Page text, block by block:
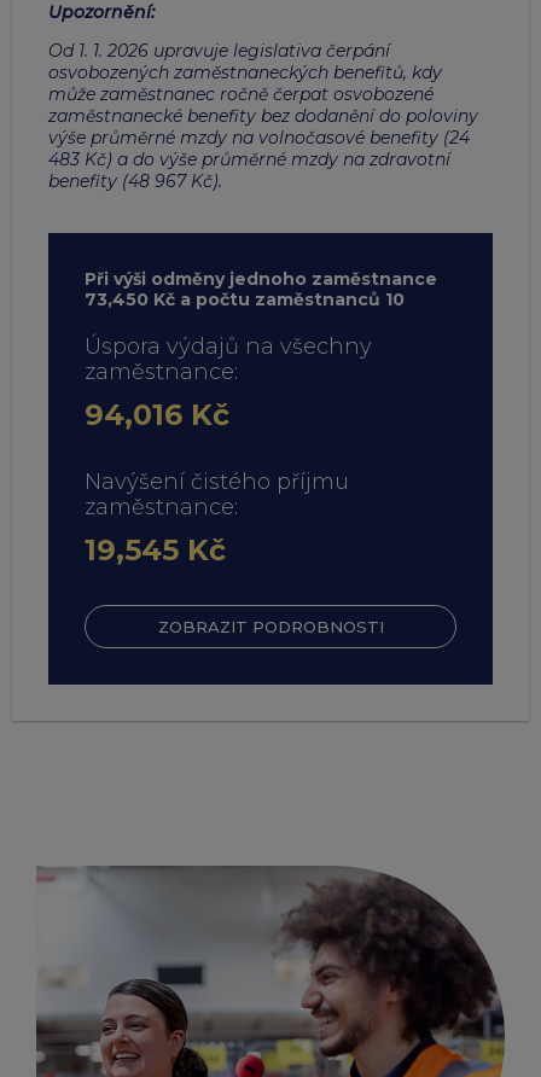
Upozornění:
Od 1. 1. 2026 upravuje legislativa čerpání
osvobozených zaměstnaneckých benefitů, kdy
může zaměstnanec ročně čerpat osvobozené
zaměstnanecké benefity bez dodanění do poloviny
výše průměrné mzdy na volnočasové benefity (24
483 Kč) a do výše průměrné mzdy na zdravotní
benefity (48 967 Kč).
Při výši odměny jednoho zaměstnance
73,450 Kč a počtu zaměstnanců 10
Úspora výdajů na všechny
zaměstnance:
94,016 Kč
Navýšení čistého příjmu
zaměstnance:
19,545 Kč
ZOBRAZIT PODROBNOSTI